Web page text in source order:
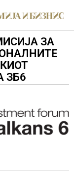
ЗА
ЗБ6